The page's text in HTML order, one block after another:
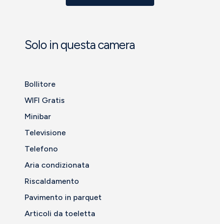
Solo in questa camera
Bollitore
WIFI Gratis
Minibar
Televisione
Telefono
Aria condizionata
Riscaldamento
Pavimento in parquet
Articoli da toeletta